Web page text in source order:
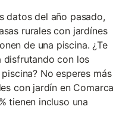
datos del año pasado,
rurales con jardínes
de una piscina. ¿Te
disfrutando con los
No esperes más
con jardín en Comarca
tienen incluso una